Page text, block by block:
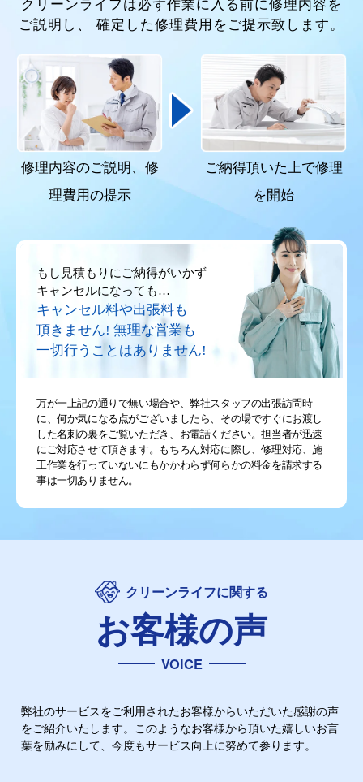
ご説明し、
確定した修理費用をご提示致します。
修理内容のご説明、 修
理費用の提示
ご納得頂いた上で修理
を開始
もし見積もりにご納得がいかず
キャンセルになっても…
キャンセル料や出張料も
頂きません! 無理な営業も
一切行うことはありません!
万が一上記の通りで無い場合や、弊社スタッフの出張訪問時
に、何か気になる点がございましたら、その場ですぐにお渡し
した名刺の裏をご覧いただき、お電話ください。担当者が迅速
にご対応させて頂きます。もちろん対応に際し、修理対応、施
工作業を行っていないにもかかわらず何らかの料金を請求する
事は一切ありません。
クリーンライフに関する
お客様の声
VOICE
弊社のサービスをご利用されたお客様からいただいた感謝の声
をご紹介いたします。このようなお客様から頂いた嬉しいお言
葉を励みにして、今度もサービス向上に努めて参ります。